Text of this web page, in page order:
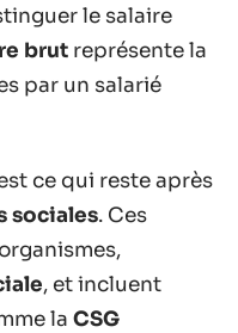
le salaire
brut représente la
par un salarié
ce qui reste après
sociales. Ces
, et incluent
la CSG